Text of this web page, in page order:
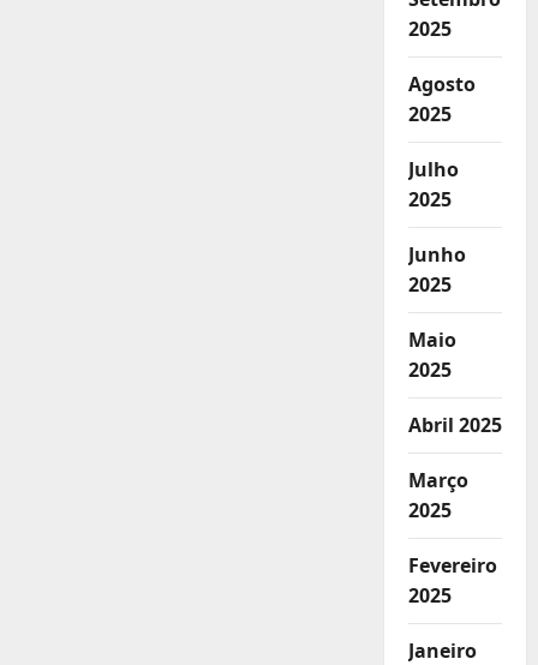
2025
Agosto
2025
Julho
2025
Junho
2025
Maio
2025
Abril 2025
Março
2025
Fevereiro
2025
Janeiro